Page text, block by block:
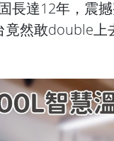
長達12年，震
然敢double上